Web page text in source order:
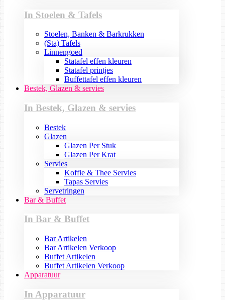
In Stoelen & Tafels
Stoelen, Banken & Barkrukken
(Sta) Tafels
Linnengoed
Statafel effen kleuren
Statafel printjes
Buffettafel effen kleuren
Bestek, Glazen & servies
In Bestek, Glazen & servies
Bestek
Glazen
Glazen Per Stuk
Glazen Per Krat
Servies
Koffie & Thee Servies
Tapas Servies
Servetringen
Bar & Buffet
In Bar & Buffet
Bar Artikelen
Bar Artikelen Verkoop
Buffet Artikelen
Buffet Artikelen Verkoop
Apparatuur
In Apparatuur